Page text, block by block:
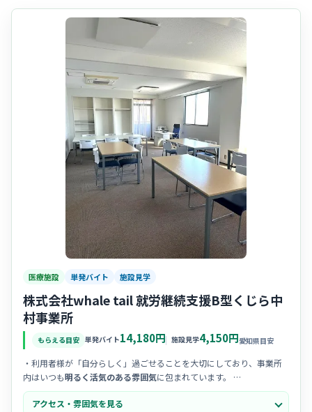
医療施設 単発バイト 施設見学
株式会社whale tail 就労継続支援B型くじら中
村事業所
もらえる目安 単発バイト14,180円 施設見学4,150円愛知県目安
・利用者様が「自分らしく」過ごせることを大切にしており、事業所
内はいつも明るく活気のある雰囲気に包まれています。
・スタッフ同士の仲が良く、チームワークを重視する文化があるた
め、中途入職の方でも馴染みやすい温かい職場
アクセス・雰囲気を見る